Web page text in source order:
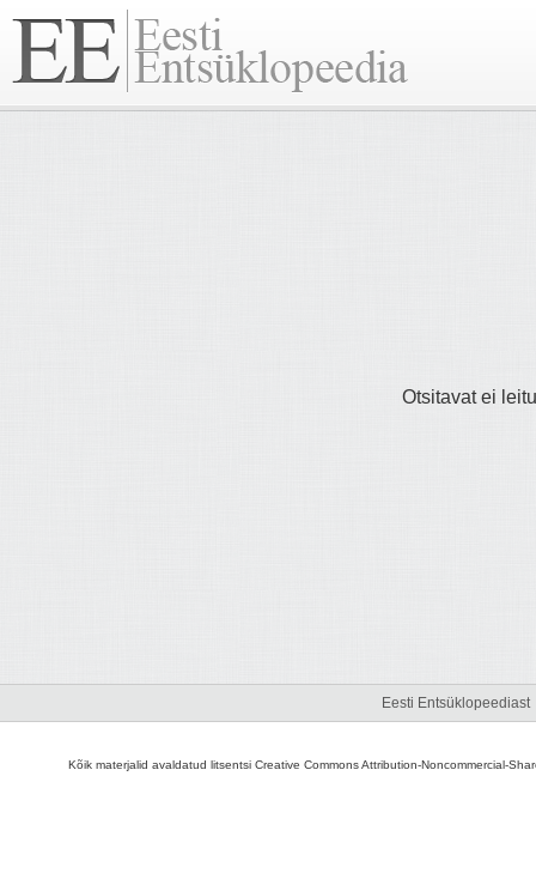
Otsitavat ei
Eesti Entsüklopeediast
Kõik materjalid avaldatud litsentsi Creative Commons Attribution-Noncommercial-